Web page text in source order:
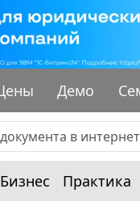
Демо
Бизнес Практика